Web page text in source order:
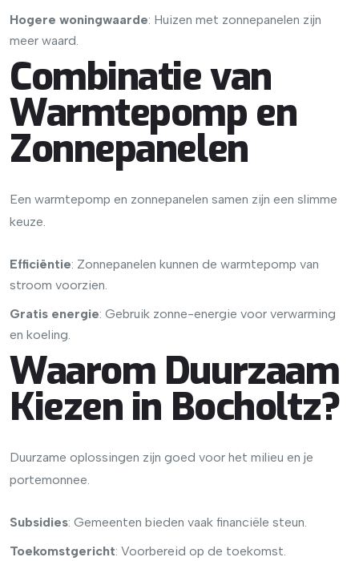
Hogere woningwaarde: Huizen met zonnepanelen zijn
meer waard.
Combinatie van
Warmtepomp en
Zonnepanelen
Een warmtepomp en zonnepanelen samen zijn een slimme
keuze.
Efficiëntie: Zonnepanelen kunnen de warmtepomp van
stroom voorzien.
Gratis energie: Gebruik zonne-energie voor verwarming
en koeling.
Waarom Duurzaam
Kiezen in Bocholtz?
Duurzame oplossingen zijn goed voor het milieu en je
portemonnee.
Subsidies: Gemeenten bieden vaak financiële steun.
Toekomstgericht: Voorbereid op de toekomst.